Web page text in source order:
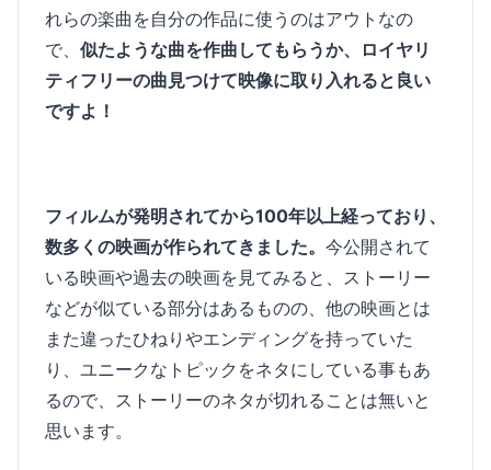
れらの楽曲を自分の作品に使うのはアウトなの
で、 似たような曲を作曲してもらうか、ロイヤリ
ティフリーの曲見つけて映像に取り入れると良い
ですよ！
フィルムが発明されてから100年以上経っており、
数多くの映画が作られてきました。 今公開されて
いる映画や過去の映画を見てみると、ストーリー
などが似ている部分はあるものの、他の映画とは
また違ったひねりやエンディングを持っていた
り、ユニークなトピックをネタにしている事もあ
るので、ストーリーのネタが切れることは無いと
思います。